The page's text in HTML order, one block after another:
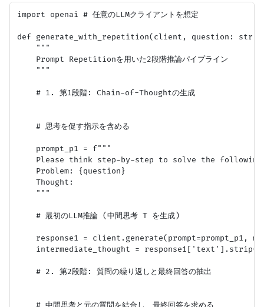
import openai # 任意のLLMクライアントを想定
def generate_with_repetition(client, question: str):
    """
    Prompt Repetitionを用いた2段階推論パイプライン
    """
    # 1. 第1段階: Chain-of-Thoughtの生成
    # 思考を促す指示を含める
    prompt_p1 = f"""
Please think step-by-step to solve the
    Problem: {question}
    Thought:
    """
    # 最初のLLM推論 (中間思考 T を生成)
response1 = client.generate(prompt=prompt_p1,
    intermediate_thought = response1['text'].strip()
    # 2. 第2段階: 質問の繰り返しと最終回答の抽出
    # 中間思考と元の質問を結合し、最終回答を求める